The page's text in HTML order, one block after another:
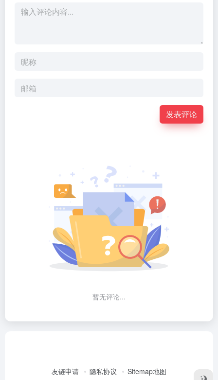
发表评论
暂无评论...
友链申请 隐私协议 Sitemap地图